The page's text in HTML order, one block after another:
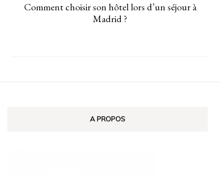
Comment choisir son hôtel lors d’un séjour à
Madrid ?
A PROPOS